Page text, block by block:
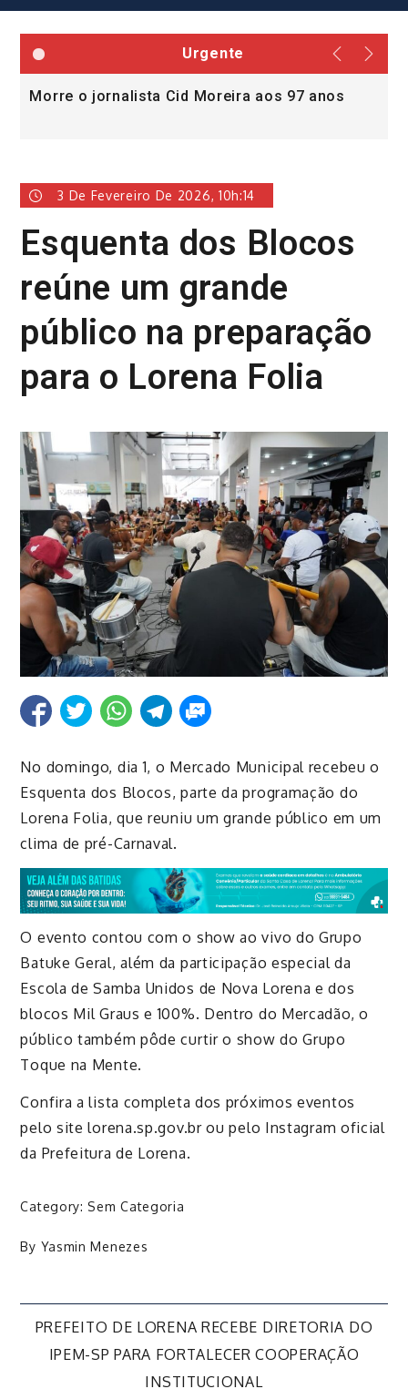
Urgente
Morre o jornalista Cid Moreira aos 97 anos
3 De Fevereiro De 2026, 10h:14
Esquenta dos Blocos
reúne um grande
público na preparação
para o Lorena Folia
No domingo, dia 1, o Mercado Municipal recebeu o
Esquenta dos Blocos, parte da programação do
Lorena Folia, que reuniu um grande público em um
clima de pré-Carnaval.
O evento contou com o show ao vivo do Grupo
Batuke Geral, além da participação especial da
Escola de Samba Unidos de Nova Lorena e dos
blocos Mil Graus e 100%. Dentro do Mercadão, o
público também pôde curtir o show do Grupo
Toque na Mente.
Confira a lista completa dos próximos eventos
pelo site lorena.sp.gov.br ou pelo Instagram oficial
da Prefeitura de Lorena.
Category: Sem Categoria
By Yasmin Menezes
Navegação
PREFEITO DE LORENA RECEBE DIRETORIA DO
IPEM-SP PARA FORTALECER COOPERAÇÃO
INSTITUCIONAL